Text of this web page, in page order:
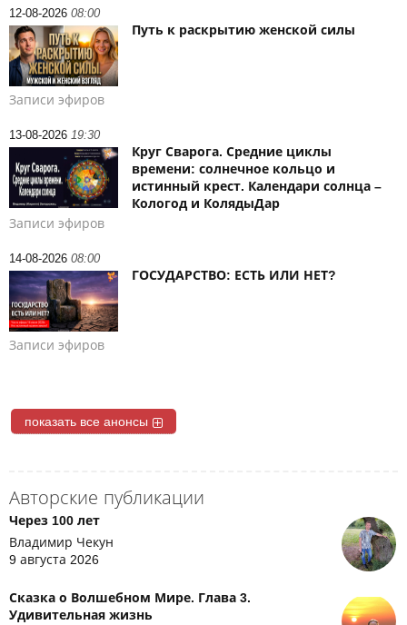
12-08-2026 08:00
Путь к раскрытию женской силы
Записи эфиров
13-08-2026 19:30
Круг Сварога. Средние циклы
времени: солнечное кольцо и
истинный крест. Календари солнца –
Кологод и КолядыДар
Записи эфиров
14-08-2026 08:00
ГОСУДАРСТВО: ЕСТЬ ИЛИ НЕТ?
Записи эфиров
показать все анонсы
Авторские публикации
Через 100 лет
Владимир Чекун
9 августа 2026
Сказка о Волшебном Мире. Глава 3.
Удивительная жизнь